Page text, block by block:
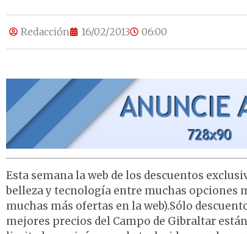
Redacción 16/02/2013 06:00
Esta semana la web de los descuentos
belleza y tecnología entre muchas opciones
muchas más ofertas en la web).Sólo
mejores precios del Campo de Gibraltar